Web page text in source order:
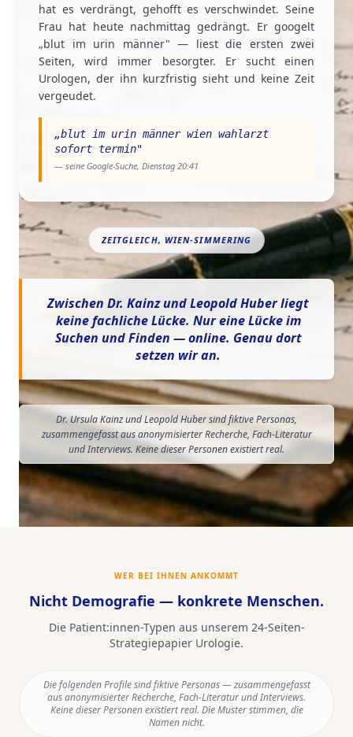
hat es verdrängt, gehofft es verschwindet. Seine
Frau hat heute nachmittag gedrängt. Er googelt
„blut im urin männer" — liest die ersten zwei
Seiten, wird immer besorgter. Er sucht einen
Urologen, der ihn kurzfristig sieht und keine Zeit
vergeudet.
„blut im urin männer wien wahlarzt
sofort termin"
— seine Google-Suche, Dienstag 20:41
ZEITGLEICH, WIEN-SIMMERING
Zwischen Dr. Kainz und Leopold Huber liegt
keine fachliche Lücke. Nur eine Lücke im
Suchen und Finden — online. Genau dort
setzen wir an.
Dr. Ursula Kainz und Leopold Huber sind fiktive Personas,
zusammengefasst aus anonymisierter Recherche, Fach-Literatur
und Interviews. Keine dieser Personen existiert real.
WER BEI IHNEN ANKOMMT
Nicht Demografie — konkrete Menschen.
Die Patient:innen-Typen aus unserem 24-Seiten-
Strategiepapier Urologie.
Die folgenden Profile sind fiktive Personas — zusammengefasst
aus anonymisierter Recherche, Fach-Literatur und Interviews.
Keine dieser Personen existiert real. Die Muster stimmen, die
Namen nicht.